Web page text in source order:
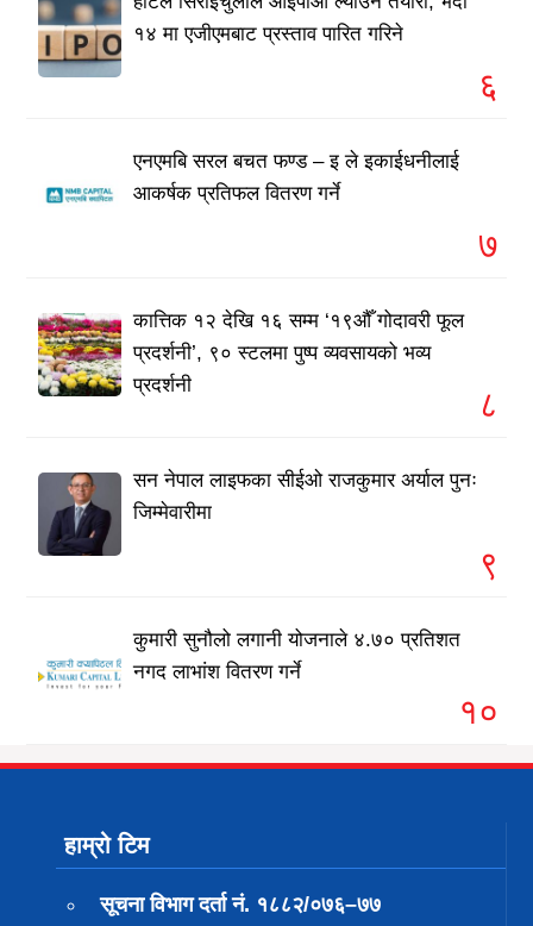
१४ मा एजीएमबाट प्रस्ताव पारित गरिने
६
एनएमबि सरल बचत फण्ड – इ ले इकाईधनीलाई
आकर्षक प्रतिफल वितरण गर्ने
७
कात्तिक १२ देखि १६ सम्म ‘१९औँ गोदावरी फूल
प्रदर्शनी’, ९० स्टलमा पुष्प व्यवसायको भव्य
प्रदर्शनी
८
सन नेपाल लाइफका सीईओ राजकुमार अर्याल पुनः
जिम्मेवारीमा
९
कुमारी सुनौलो लगानी योजनाले ४.७० प्रतिशत
नगद लाभांश वितरण गर्ने
१०
हाम्रो टिम
सूचना विभाग दर्ता नं. १८८२/०७६–७७